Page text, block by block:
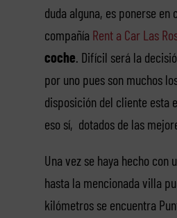
duda alguna, es ponerse en
compañía Rent a Car Las
coche. Difícil será la
por uno pues son muchos
disposición del cliente esta
eso sí, dotados de las
Una vez se haya hecho con
hasta la mencionada villa
kilómetros se encuentra